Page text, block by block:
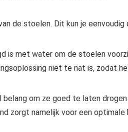
de stoelen. Dit kun je eenvoudig
is met water om de stoelen
niet te nat is, zodat
belang om ze goed te laten
zorgt namelijk voor een optimale